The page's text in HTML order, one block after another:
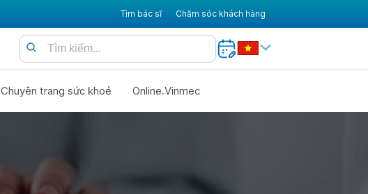
Tìm bác sĩ Chăm sóc khách hàng
Chuyên trang sức khoẻ Online.Vinmec